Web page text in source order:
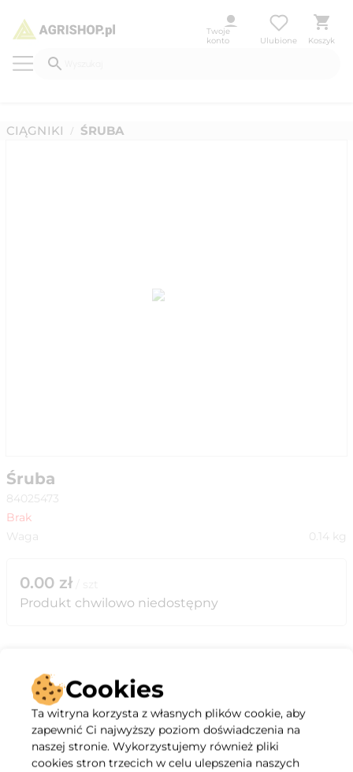
Twoje
konto
Ulubione Koszyk
CIĄGNIKI / ŚRUBA
Śruba
84025473
Brak
Waga
0.14 kg
0.00 zł
Produkt chwilowo niedostępny
Opis
Specyfikacja
Cookies
Ta witryna korzysta z własnych plików cookie, aby
zapewnić Ci najwyższy poziom doświadczenia na
naszej stronie. Wykorzystujemy również pliki
cookies stron trzecich w celu ulepszenia naszych